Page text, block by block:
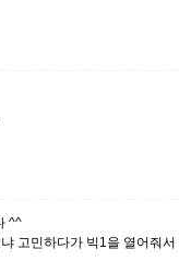
^^
고민하다가 빅1을 열어줘